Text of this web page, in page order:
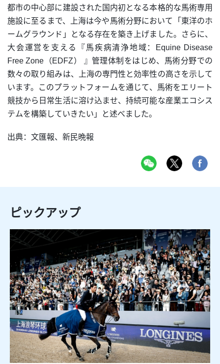
都市の中心部に建設された国内初となる本格的な馬術専用
施設に至るまで、上海は今や馬術分野において「東洋のホ
ームグラウンド」となる存在を築き上げました。さらに、
大会運営を支える『馬疾病清浄地域：Equine Disease
Free Zone（EDFZ） 』管理体制をはじめ、馬術分野での
数々の取り組みは、上海の専門性と効率性の高さを示して
います。このプラットフォームを通じて、馬術をエリート
競技から日常生活に溶け込ませ、持続可能な産業エコシス
テムを構築していきたい」と述べました。
出典：文匯報、新民晩報
ピックアップ